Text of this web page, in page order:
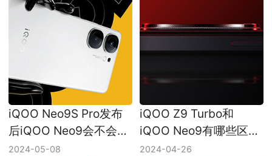
iQOO Neo9S Pro发布
后iQOO Neo9会不会降
价？
2024-05-08
iQOO Z9 Turbo和
iQOO Neo9有哪些区
别？
2024-04-26